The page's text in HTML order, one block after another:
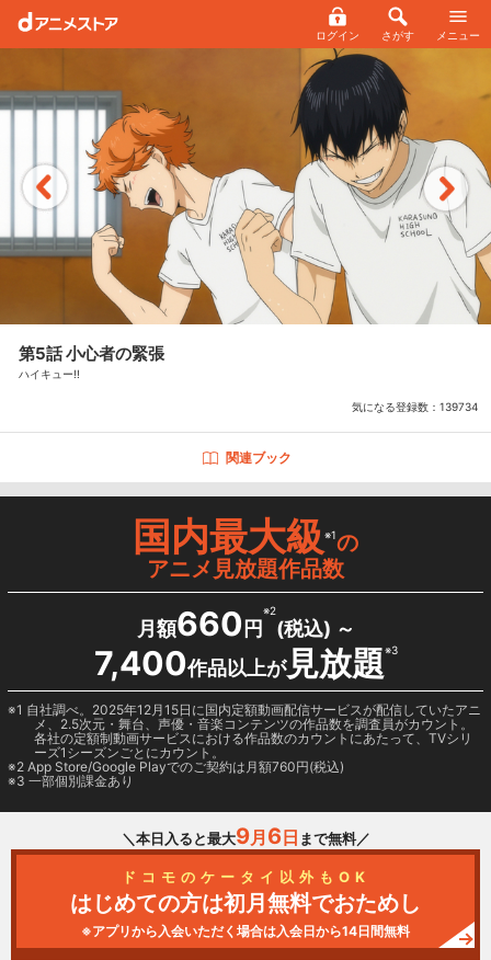
ログイン さがす メニュー
第5話 小心者の緊張
ハイキュー!!
気になる登録数： 139734
関連ブック
国内最大級※1の
アニメ見放題作品数
月額660 円
※2
(税込) ～
7,400作品以上が見放題※3
1 自社調べ。2025年12月15日に国内定額動画配信サービスが配信していたアニ
メ、2.5次元・舞台、声優・音楽コンテンツの作品数を調査員がカウント。
各社の定額制動画サービスにおける作品数のカウントにあたって、TVシリ
ーズ1シーズンごとにカウント。
2 App Store/Google Playでのご契約は月額760円(税込)
3 一部個別課金あり
＼本日入ると最大9月 6日 まで無料／
ドコモのケータイ以外もOK
はじめての方は初月無料でおためし
※アプリから入会いただく場合は入会日から14日間無料